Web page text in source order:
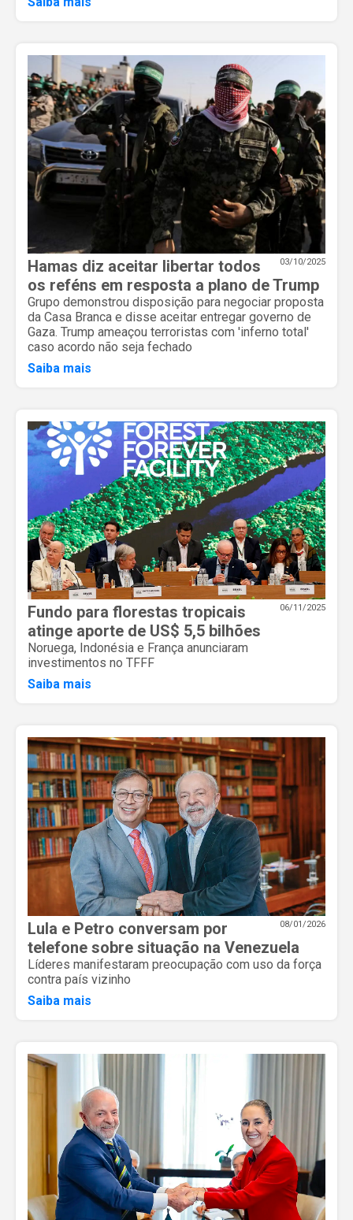
03/10/2025
Hamas diz aceitar libertar todos
os reféns em resposta a plano de Trump
Grupo demonstrou disposição para negociar proposta
da Casa Branca e disse aceitar entregar governo de
Gaza. Trump ameaçou terroristas com 'inferno total'
caso acordo não seja fechado
Saiba mais
06/11/2025
Fundo para florestas tropicais
atinge aporte de US$ 5,5 bilhões
Noruega, Indonésia e França anunciaram
investimentos no TFFF
Saiba mais
08/01/2026
Lula e Petro conversam por
telefone sobre situação na Venezuela
Líderes manifestaram preocupação com uso da força
contra país vizinho
Saiba mais